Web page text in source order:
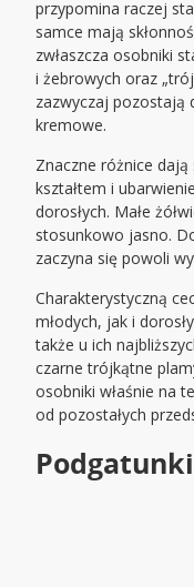
przypomina raczej
samce mają
zwłaszcza osobniki
i żebrowych oraz
zazwyczaj pozostają
kremowe.
Znaczne różnice
kształtem i
dorosłych. Małe
stosunkowo jasno.
zaczyna się powoli
Charakterystyczną
młodych, jak i
także u ich
czarne trójkątne
osobniki właśnie na
od pozostałych